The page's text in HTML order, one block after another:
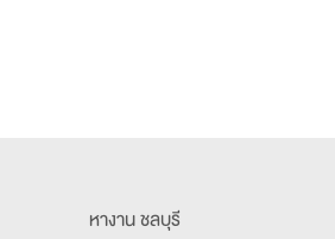
หางาน ชลบุรี